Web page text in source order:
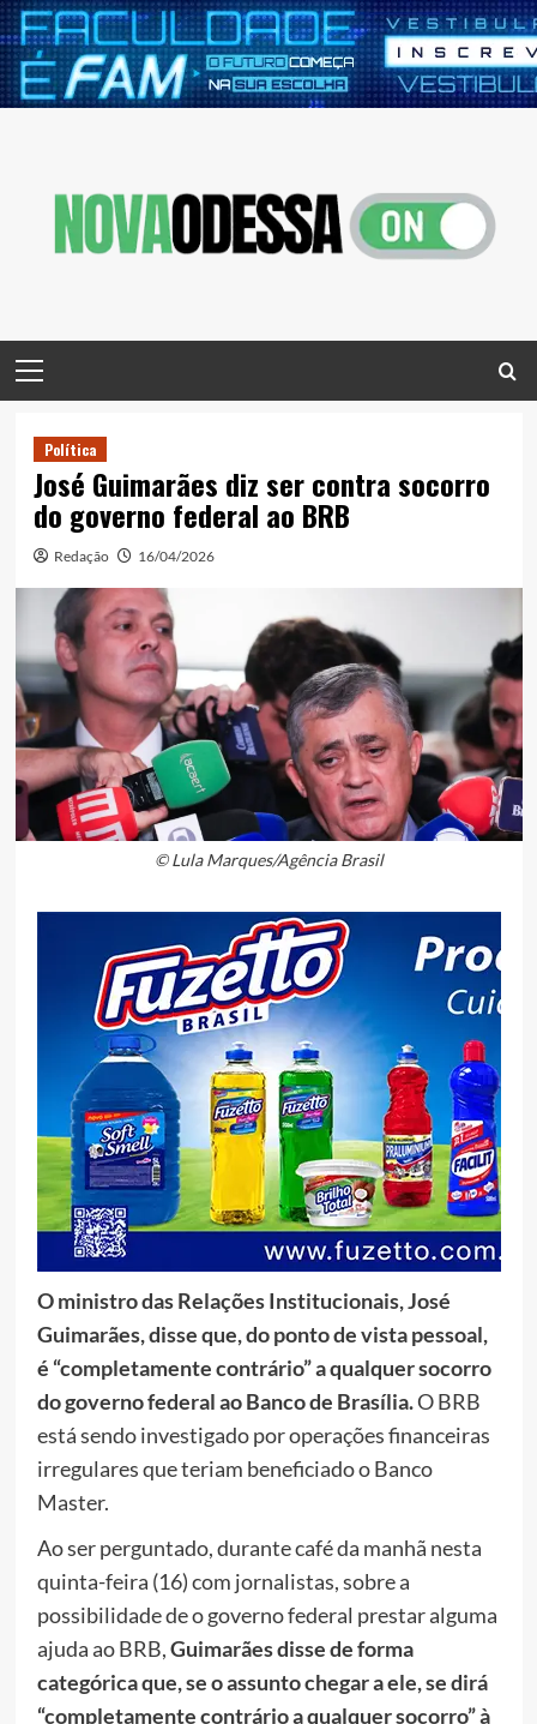
Menu
Política
José Guimarães diz ser contra socorro
do governo federal ao BRB
Redação 16/04/2026
© Lula Marques/Agência Brasil
O ministro das Relações Institucionais, José
Guimarães, disse que, do ponto de vista pessoal,
é “completamente contrário” a qualquer socorro
do governo federal ao Banco de Brasília.O BRB
está sendo investigado por operações financeiras
irregulares que teriam beneficiado o Banco
Master.
Ao ser perguntado, durante café da manhã nesta
quinta-feira (16) com jornalistas, sobre a
possibilidade de o governo federal prestar alguma
ajuda ao BRB,Guimarães disse de forma
categórica que, se o assunto chegar a ele, se dirá
“completamente contrário a qualquer socorro” à